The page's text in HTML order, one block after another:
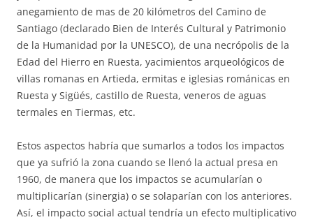
anegamiento de mas de 20 kilómetros del Camino de
Santiago (declarado Bien de Interés Cultural y Patrimonio
de la Humanidad por la UNESCO), de una necrópolis de la
Edad del Hierro en Ruesta, yacimientos arqueológicos de
villas romanas en Artieda, ermitas e iglesias románicas en
Ruesta y Sigüés, castillo de Ruesta, veneros de aguas
termales en Tiermas, etc.
Estos aspectos habría que sumarlos a todos los impactos
que ya sufrió la zona cuando se llenó la actual presa en
1960, de manera que los impactos se acumularían o
multiplicarían (sinergia) o se solaparían con los anteriores.
Así, el impacto social actual tendría un efecto multiplicativo